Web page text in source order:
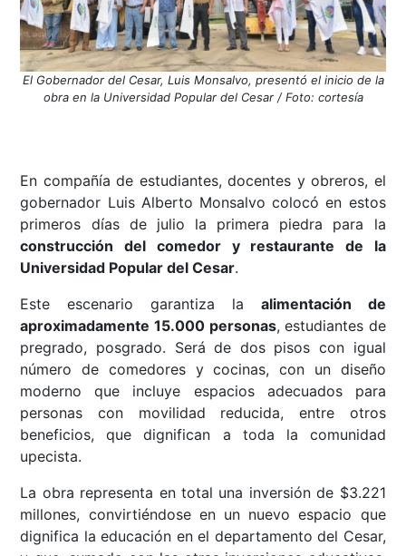
El Gobernador del Cesar, Luis Monsalvo, presentó el inicio de la
obra en la Universidad Popular del Cesar / Foto: cortesía
En compañía de estudiantes, docentes y obreros, el
gobernador Luis Alberto Monsalvo colocó en estos
primeros días de julio la primera piedra para la
construcción del comedor y restaurante de la
Universidad Popular del Cesar.
Este escenario garantiza la alimentación de
aproximadamente 15.000 personas, estudiantes de
pregrado, posgrado. Será de dos pisos con igual
número de comedores y cocinas, con un diseño
moderno que incluye espacios adecuados para
personas con movilidad reducida, entre otros
beneficios, que dignifican a toda la comunidad
upecista.
La obra representa en total una inversión de $3.221
millones, convirtiéndose en un nuevo espacio que
dignifica la educación en el departamento del Cesar,